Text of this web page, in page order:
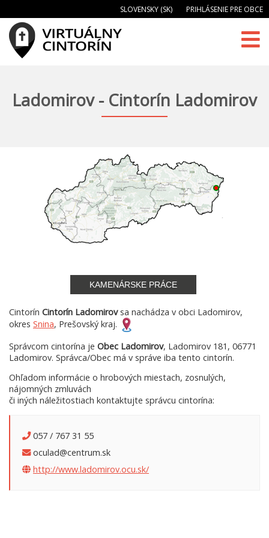
SLOVENSKY (SK) PRIHLÁSENIE PRE OBCE
Ladomirov - Cintorín Ladomirov
KAMENÁRSKE PRÁCE
Cintorín Cintorín Ladomirovsa nachádza v obci Ladomirov,
okres Snina, Prešovský kraj.
Správcom cintorína je Obec Ladomirov, Ladomirov 181, 06771
Ladomirov. Správca/Obec má v správe iba tento cintorín.
Ohľadom informácie o hrobových miestach, zosnulých,
nájomných zmluvách
či iných náležitostiach kontaktujte správcu cintorína:
057 / 767 31 55
oculad@centrum.sk
http://www.ladomirov.ocu.sk/